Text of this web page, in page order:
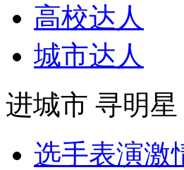
高校达人
城市达人
进城市 寻明星
选手表演激